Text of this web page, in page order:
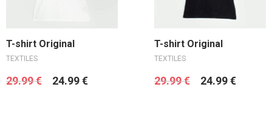
Ajouter au panier
T-shirt Original
TEXTILES
29.99€ 24.99€
Ajouter au panier
T-shirt Original
TEXTILES
29.99€ 24.99€